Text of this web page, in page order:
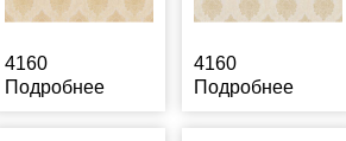
4160
Подробнее
4160
Подробнее